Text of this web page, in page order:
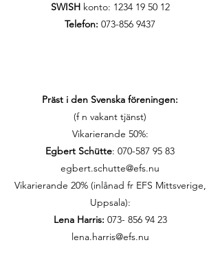
SWISHkonto: 1234 19 50 12
Telefon: 073-856 9437
Präst i den Svenska föreningen:
(f n vakant tjänst)
Vikarierande 50%:
Egbert Schütte: 070-587 95 83
egbert.schutte@efs.nu
Vikarierande 20% (inlånad fr EFS Mittsverige,
Uppsala):
Lena Harris: 073- 856 94 23
lena.harris@efs.nu